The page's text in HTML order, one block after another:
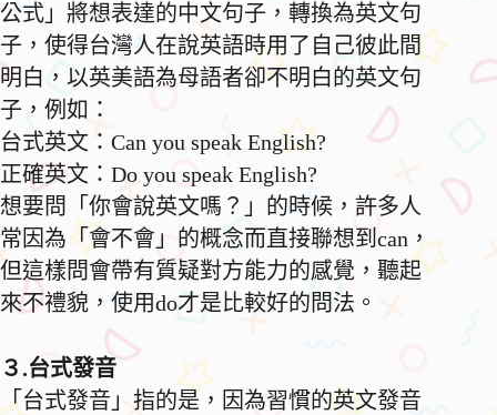
公式」將想表達的中文句子，轉換為英文句
子，使得台灣人在說英語時用了自己彼此間
明白，以英美語為母語者卻不明白的英文句
子，例如：
台式英文：Can you speak English?
正確英文：Do you speak English?
想要問「你會說英文嗎？」的時候，許多人
常因為「會不會」的概念而直接聯想到can，
但這樣問會帶有質疑對方能力的感覺，聽起
來不禮貌，使用do才是比較好的問法。
３.台式發音
「台式發音」指的是，因為習慣的英文發音